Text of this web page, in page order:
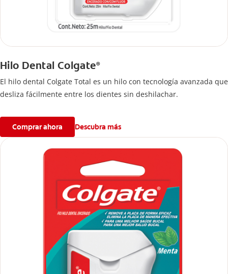
Hilo Dental Colgate®
El hilo dental Colgate Total es un hilo con tecnología avanzada que
desliza fácilmente entre los dientes sin deshilachar.
Comprar ahora Descubra más